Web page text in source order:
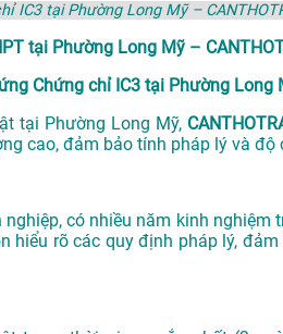
IC3 tại Phường Long Mỹ –
tại Phường Long Mỹ –
Chứng chỉ IC3 tại Phường Long
tại Phường Long Mỹ,
cao, đảm bảo tính pháp lý và độ
có nhiều năm kinh nghiệm
hiểu rõ các quy định pháp lý,